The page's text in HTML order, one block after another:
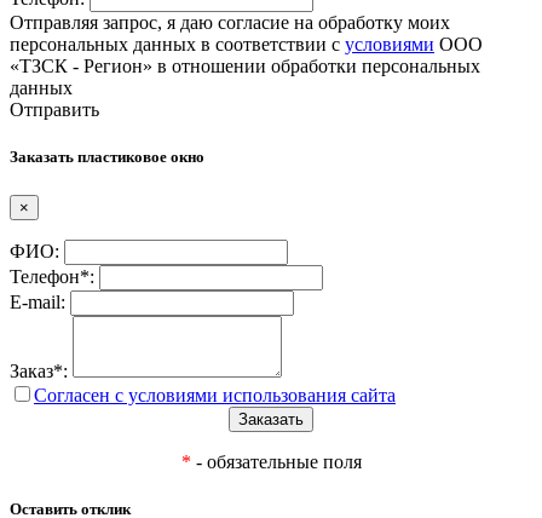
Отправляя запрос, я даю согласие на обработку моих
персональных данных в соответствии с условиями ООО
«ТЗСК - Регион» в отношении обработки персональных
данных
Отправить
Заказать пластиковое окно
×
ФИО:
Телефон*:
E-mail:
Заказ*:
Согласен с условиями использования сайта
* - обязательные поля
Оставить отклик